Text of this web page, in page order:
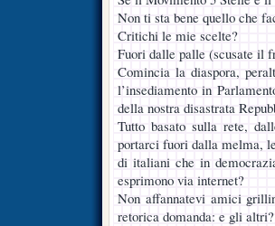
Non ti sta bene quello che
Critichi le mie scelte?
Fuori dalle palle (scusate il
Comincia la diaspora,
l’insediamento in
della nostra disastrata
Tutto basato sulla rete,
portarci fuori dalla melma,
di italiani che in
esprimono via internet?
Non affannatevi amici
retorica domanda: e gli altri?